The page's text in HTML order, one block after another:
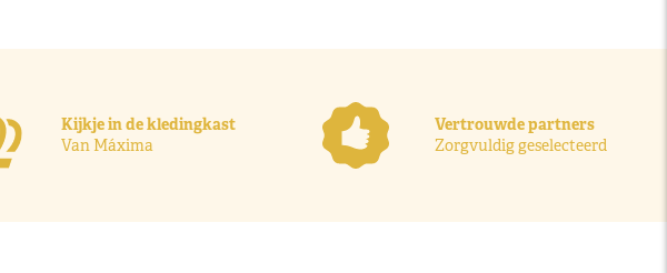
Kijkje in de kledingkast
Van Máxima
Vertrouwde partners
Zorgvuldig geselecteerd